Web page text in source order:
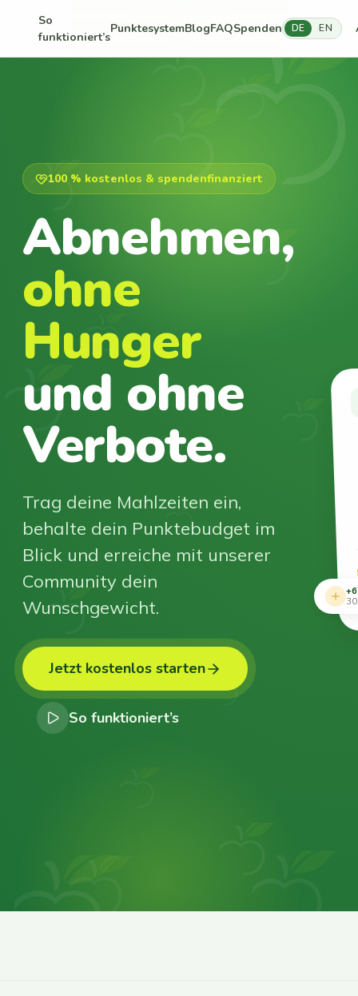
So
funktioniert’s
PunktesystemBlogFAQSpenden DE EN
100 % kostenlos & spendenfinanziert
Abnehmen,
ohne
Hunger
und ohne
Verbote.
Trag deine Mahlzeiten ein,
behalte dein Punktebudget im
Blick und erreiche mit unserer
Community dein
Wunschgewicht.
Jetzt kostenlos starten
So funktioniert’s